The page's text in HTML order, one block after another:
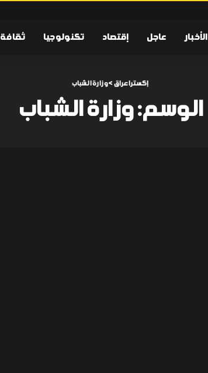
الأخبار عاجل إقتصاد تكنولوجيا ثقافة
إكسترا عراق >وزارة الشباب
الوسم:وزارة الشباب